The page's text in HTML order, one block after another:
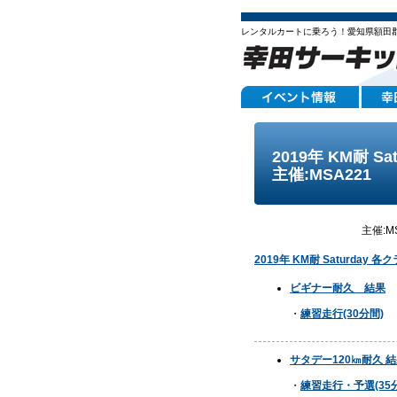
レンタルカートに乗ろう！愛知県額田
2019年 KM耐
主催:MSA221
主催
2019年 KM耐 Saturday 各ク
ビギナー耐久 結果
・ 練習走行(30分間)
サタデー120㎞耐久
・ 練習走行・予選(35